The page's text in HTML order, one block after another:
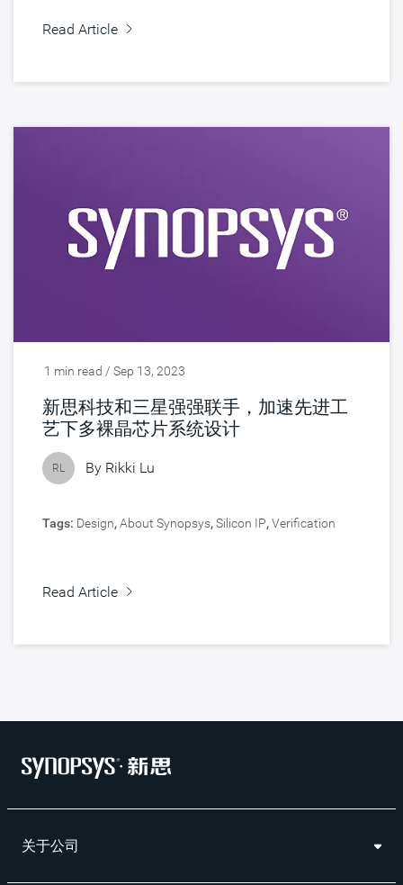
Read Article
1 min read / Sep 13, 2023
新思科技和三星强强联手，加速先进工
艺下多裸晶芯片系统设计
RL By Rikki Lu
Tags: Design,About Synopsys,Silicon IP,Verification
Read Article
关于公司